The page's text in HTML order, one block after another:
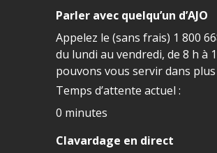
Parler avec quelqu’un d’AJO
Appelez le (sans frais) 1 800
du lundi au vendredi, de 8 h à
pouvons vous servir dans
Temps d’attente actuel :
0 minutes
Clavardage en direct